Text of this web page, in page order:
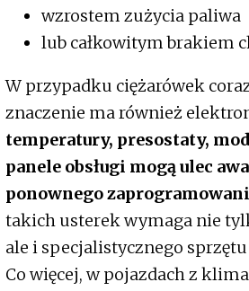
wzrostem zużycia paliwa
lub całkowitym brakiem
W przypadku ciężarówek
znaczenie ma również
temperatury, presostaty,
panele obsługi mogą ulec
ponownego
takich usterek wymaga nie
ale i specjalistycznego
Co więcej, w pojazdach z